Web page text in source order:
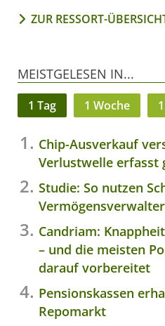
ZUR RESSORT-
MEISTGELESEN IN...
1 Tag 1 Woche
Chip-Ausverkauf
Verlustwelle erfasst
Studie: So nutzen
Candriam:
– und die meisten
darauf vorbereitet
Pensionskassen
Repomarkt